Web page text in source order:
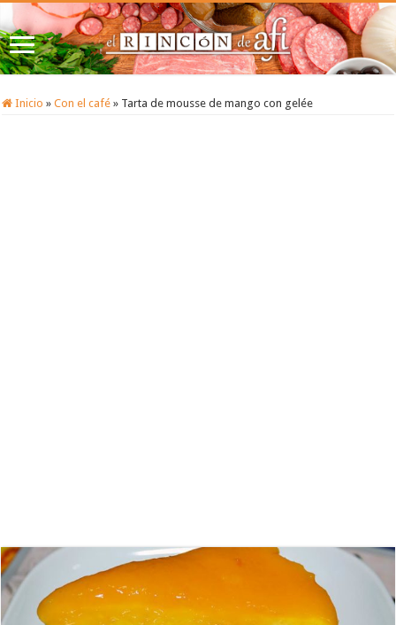
Inicio » Con el café » Tarta de mousse de mango con gelée